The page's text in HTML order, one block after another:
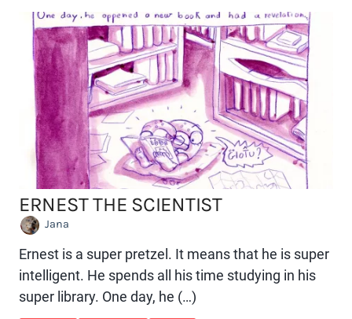
ERNEST THE SCIENTIST
Jana
Ernest is a super pretzel. It means that he is super
intelligent. He spends all his time studying in his
super library. One day, he (…)